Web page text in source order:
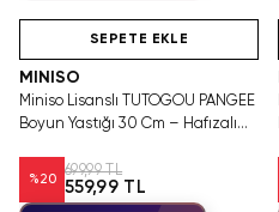
SEPETE EKLE
MINISO
Miniso Lisanslı TUTOGOU PANGEE
Boyun Yastığı 30 Cm – Hafızalı
%20
699,99 TL
559,99 TL